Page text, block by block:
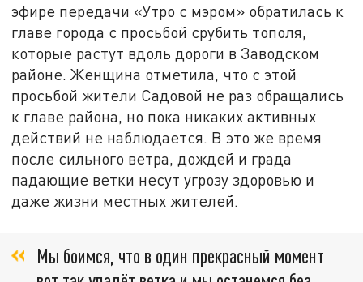
эфире передачи «Утро с мэром» обратилась к
главе города с просьбой срубить тополя,
которые растут вдоль дороги в Заводском
районе. Женщина отметила, что с этой
просьбой жители Садовой не раз обращались
к главе района, но пока никаких активных
действий не наблюдается. В это же время
после сильного ветра, дождей и града
падающие ветки несут угрозу здоровью и
даже жизни местных жителей.
Мы боимся, что в один прекрасный момент